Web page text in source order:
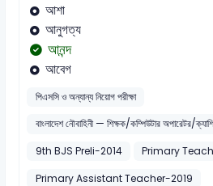
আশা
আনুগত্য
আনন্দ
আবেগ
পিএসসি ও অন্যান্য নিয়োগ পরীক্ষা
বাংলাদেশ নৌবাহিনী — শিক্ষক/কম্পিউটার অপারেটর/
9th BJS Preli-2014
Primary
Primary Assistant Teacher-2019